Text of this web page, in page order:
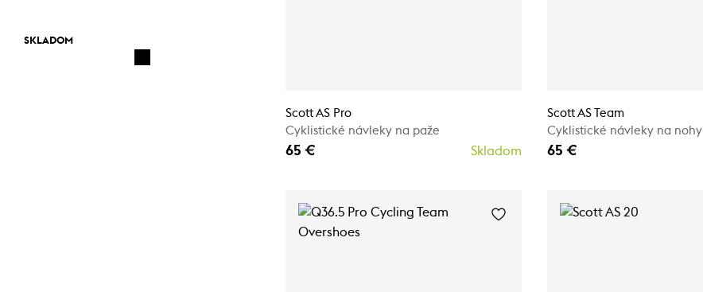
SKLADOM
Scott AS Pro
Cyklistické návleky na paže
65 € Skladom
Scott AS Team
Cyklistické návleky na nohy
65 €